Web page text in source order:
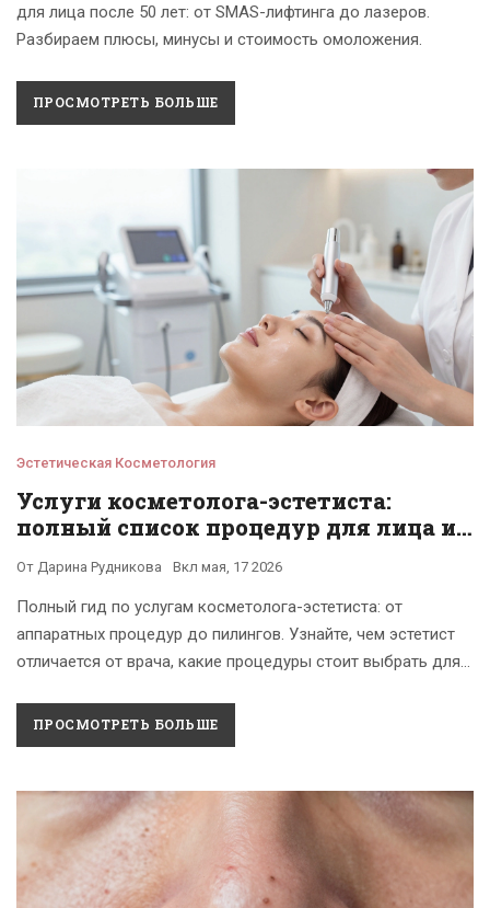
для лица после 50 лет: от SMAS-лифтинга до лазеров.
Разбираем плюсы, минусы и стоимость омоложения.
ПРОСМОТРЕТЬ БОЛЬШЕ
Эстетическая Косметология
Услуги косметолога-эстетиста:
полный список процедур для лица и
От Дарина Рудникова Вкл мая, 17 2026
Полный гид по услугам косметолога-эстетиста: от
аппаратных процедур до пилингов. Узнайте, чем эстетист
отличается от врача, какие процедуры стоит выбрать для
ПРОСМОТРЕТЬ БОЛЬШЕ